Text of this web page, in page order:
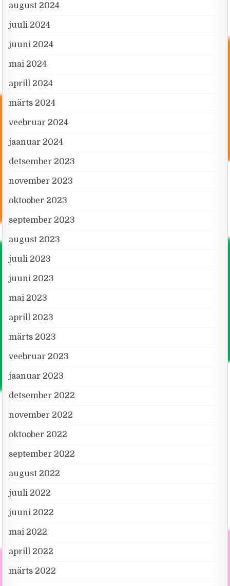
august 2024
juuli 2024
juuni 2024
mai 2024
aprill 2024
märts 2024
veebruar 2024
jaanuar 2024
detsember 2023
november 2023
oktoober 2023
september 2023
august 2023
juuli 2023
juuni 2023
mai 2023
aprill 2023
märts 2023
veebruar 2023
jaanuar 2023
detsember 2022
november 2022
oktoober 2022
september 2022
august 2022
juuli 2022
juuni 2022
mai 2022
aprill 2022
märts 2022